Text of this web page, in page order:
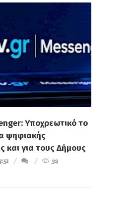
Υποχρεωτικό το
ψηφιακής
και για τους Δήμους
32